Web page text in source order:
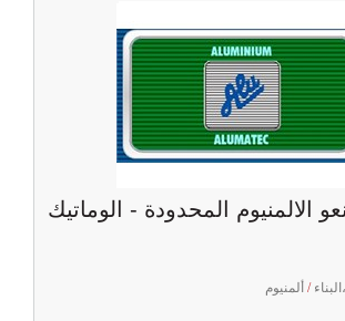
الالمنيوم المحدودة - الوماتيك
/ ألمنيوم